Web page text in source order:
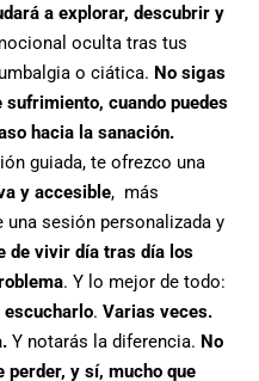
a explorar, descubrir y
oculta tras tus
o ciática. No sigas
sufrimiento, cuando puedes
hacia la sanación.
guiada, te ofrezco una
y accesible, más
una sesión personalizada y
de vivir día tras día los
. Y lo mejor de todo:
escucharlo.Varias veces.
Y notarás la diferencia. No
perder, y sí, mucho que